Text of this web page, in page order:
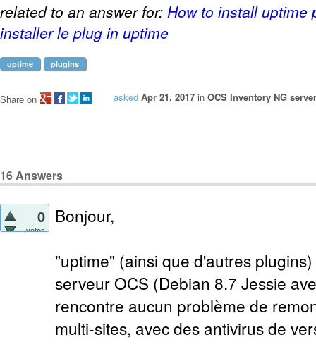
related to an answer for: How to install uptime
installer le plug in uptime
uptime plugins
asked Apr 21, 2017 in OCS Inventory NG
Share on
16Answers
0
votes
Bonjour,
"uptime" (ainsi que d'autres
serveur OCS (Debian 8.7 Jessie
rencontre aucun problème de
multi-sites, avec des antivirus de